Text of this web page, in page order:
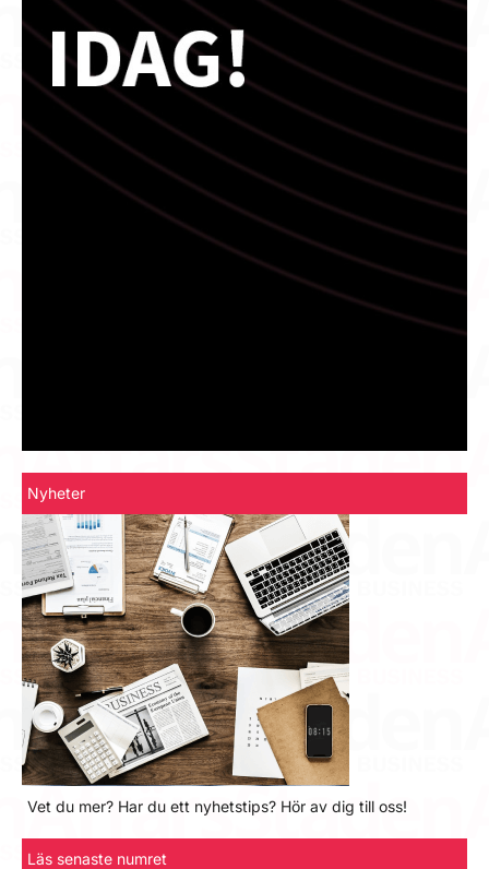
Nyheter
Vet du mer? Har du ett nyhetstips? Hör av dig till oss!
Läs senaste numret